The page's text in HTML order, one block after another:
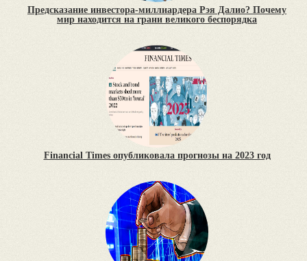
Предсказание инвестора-миллиардера Рэя Далио? Почему
мир находится на грани великого беспорядка
Financial Times опубликовала прогнозы на 2023 год